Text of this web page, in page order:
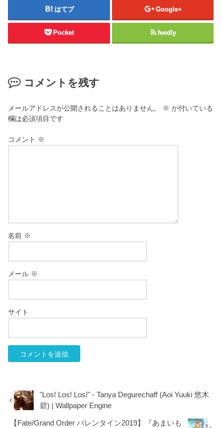
はてブ Google+
Pocket feedly
コメントを残す
メールアドレスが公開されることはありません。 ※ が付いている
欄は必須項目です
コメント ※
名前 ※
メール ※
サイト
"Los! Los! Los!" - Tanya Degurechaff (Aoi Yuuki 悠木
碧) | Wallpaper Engine
【Fate/Grand Order バレンタイン2019】『あまいも